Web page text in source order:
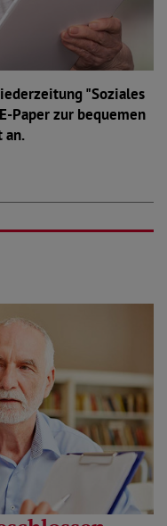
"Soziales
Paper zur bequemen
an.